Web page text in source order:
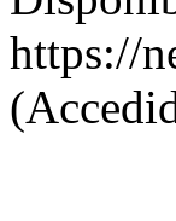
https://